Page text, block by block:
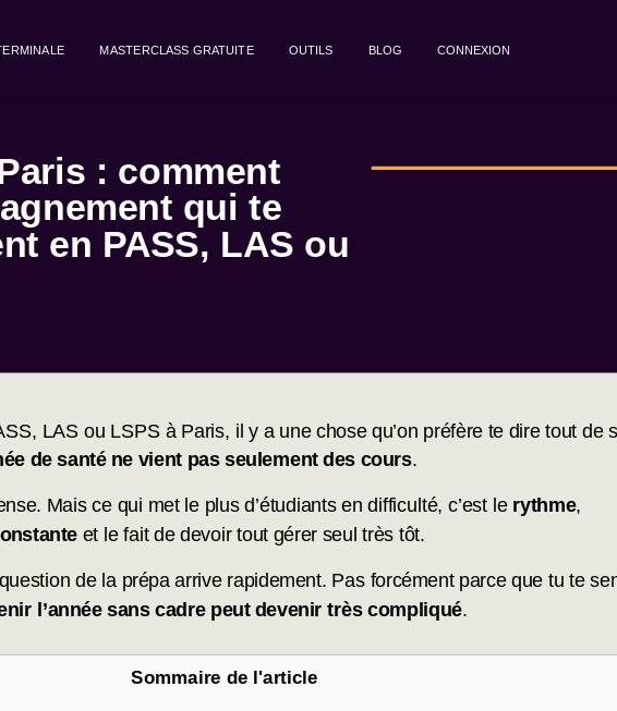
MASTERCLASS GRATUITE OUTILS BLOG CONNEXION
: comment
qui te
en PASS, LAS ou
LAS ou LSPS à Paris, il y a une chose qu’on préfère te dire tout de
de santé ne vient pas seulement des cours.
Mais ce qui met le plus d’étudiants en difficulté, c’est le rythme,
et le fait de devoir tout gérer seul très tôt.
de la prépa arrive rapidement. Pas forcément parce que tu te
l’année sans cadre peut devenir très compliqué.
Sommaire de l'article